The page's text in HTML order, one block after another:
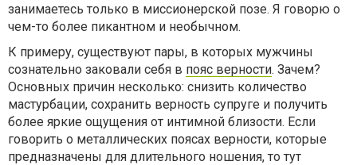
занимаетесь только в миссионерской позе. Я говорю о
чем-то более пикантном и необычном.
К примеру, существуют пары, в которых мужчины
сознательно заковали себя в пояс верности. Зачем?
Основных причин несколько: снизить количество
мастурбации, сохранить верность супруге и получить
более яркие ощущения от интимной близости. Если
говорить о металлических поясах верности, которые
предназначены для длительного ношения, то тут